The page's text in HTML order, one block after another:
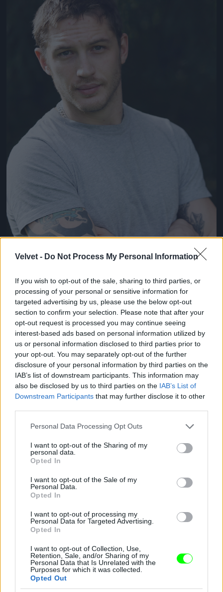
Velvet - Do Not Process My Personal Information
If you wish to opt-out of the sale, sharing to third parties, or
processing of your personal or sensitive information for
targeted advertising by us, please use the below opt-out
section to confirm your selection. Please note that after your
opt-out request is processed you may continue seeing
interest-based ads based on personal information utilized by
us or personal information disclosed to third parties prior to
your opt-out. You may separately opt-out of the further
disclosure of your personal information by third parties on the
IAB’s list of downstream participants. This information may
also be disclosed by us to third parties on the IAB’s List of
Downstream Participants that may further disclose it to other
Please note that this website/app uses one or more Google
not limited to your visit or usage behaviour. You may click to
grant or deny consent to Google and its third-party tags to
use your data for below specified purposes in below Google
consent section.
Personal Data Processing Opt Outs
I want to opt-out of the Sharing of my
personal data.
Opted In
I want to opt-out of the Sale of my
Personal Data.
Opted In
I want to opt-out of processing my
Personal Data for Targeted Advertising.
Opted In
I want to opt-out of Collection, Use,
Retention, Sale, and/or Sharing of my
Personal Data that Is Unrelated with the
Purposes for which it was collected.
Opted Out
Az első 11 fotó egy olyan sorozatból származik,
amelynek képein 2009-es dátum van, ha tényleg
akkor készültek, akkor Hardy 31 éves rajtuk
Fotó: Rebecca Reid / Northfoto #9
Jön még kép!